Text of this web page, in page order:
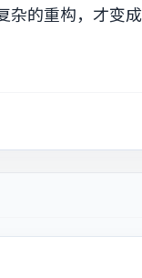
杂的重构，才变